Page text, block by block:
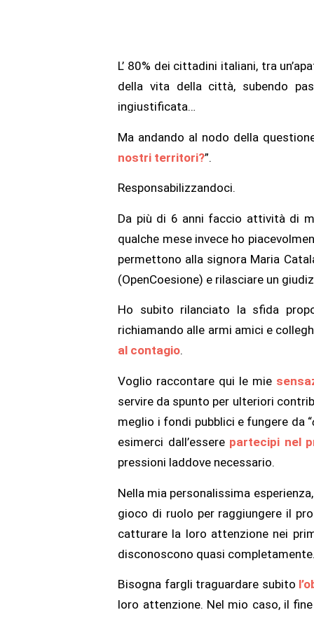
L’ 80% dei cittadini italiani, tra
della vita della città, subendo
ingiustificata…
Ma andando al nodo della
nostri territori?”.
Responsabilizzandoci.
Da più di 6 anni faccio attività di
qualche mese invece ho
permettono alla signora Maria
(OpenCoesione) e rilasciare un
Ho subito rilanciato la sfida
richiamando alle armi amici e
al contagio.
Voglio raccontare qui le mie
servire da spunto per ulteriori
meglio i fondi pubblici e fungere da “
esimerci dall’essere partecipi nel
pressioni laddove necessario.
Nella mia personalissima
gioco di ruolo per raggiungere il
catturare la loro attenzione nei
disconoscono quasi
Bisogna fargli traguardare subito
loro attenzione. Nel mio caso, il